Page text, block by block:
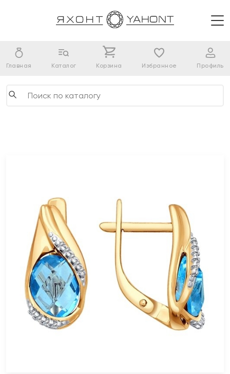
Главная Каталог Корзина Избранное Профиль